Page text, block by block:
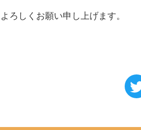
よろしくお願い申し上げます。